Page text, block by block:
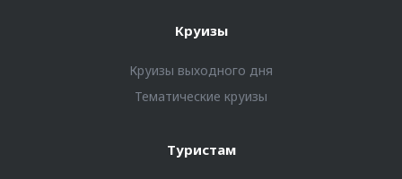
Круизы
Круизы выходного дня
Тематические круизы
Туристам